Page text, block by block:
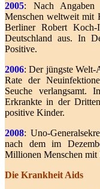
2005: Nach
Menschen weltweit mit
Berliner Robert
Deutschland aus. In
Positive.
2006: Der jüngste
Rate der
Seuche verlangsamt.
Erkrankte in der
positive Kinder.
2008: Uno-
nach dem im
Millionen Menschen
Die Krankheit Aids